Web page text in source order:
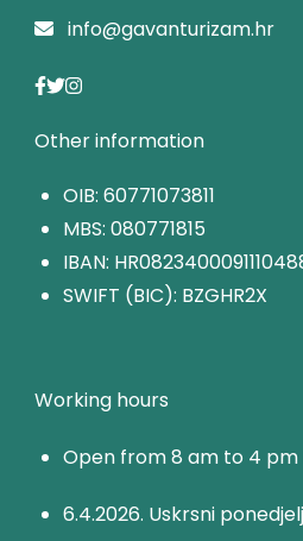
info@gavanturizam.hr
Other information
OIB: 60771073811
MBS: 080771815
IBAN:
SWIFT (BIC): BZGHR2X
Working hours
Open from 8 am to 4 pm
6.4.2026. Uskrsni